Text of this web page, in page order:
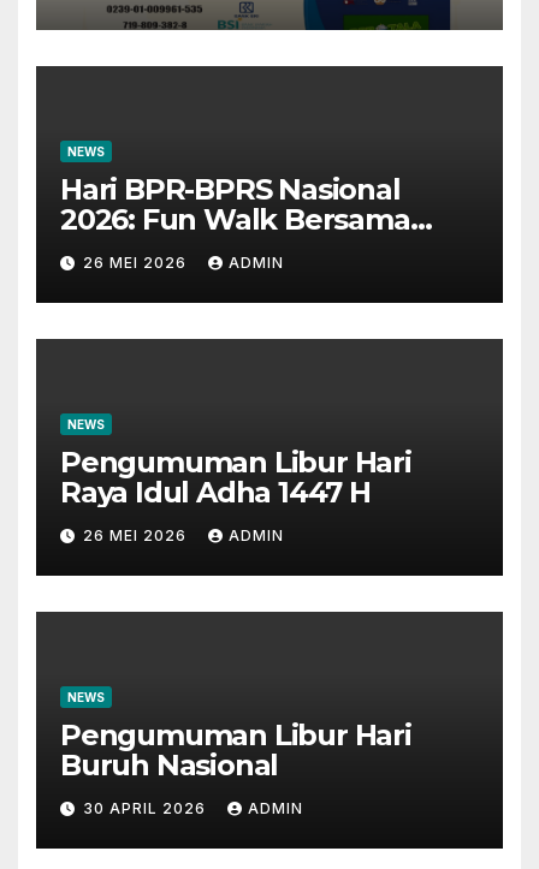
NEWS
Hari BPR-BPRS Nasional
2026: Fun Walk Bersama
Masyarakat dan Insan
Perbankan
26 MEI 2026 ADMIN
NEWS
Pengumuman Libur Hari
Raya Idul Adha 1447 H
26 MEI 2026 ADMIN
NEWS
Pengumuman Libur Hari
Buruh Nasional
30 APRIL 2026 ADMIN